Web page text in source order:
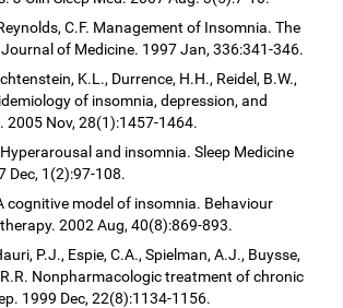
C.F. Management of Insomnia. The
of Medicine. 1997 Jan, 336:341-346.
K.L., Durrence, H.H., Reidel, B.W.,
of insomnia, depression, and
2005 Nov, 28(1):1457-1464.
and insomnia. Sleep Medicine
Dec, 1(2):97-108.
cognitive model of insomnia. Behaviour
2002 Aug, 40(8):869-893.
P.J., Espie, C.A., Spielman, A.J., Buysse,
Nonpharmacologic treatment of chronic
1999 Dec, 22(8):1134-1156.